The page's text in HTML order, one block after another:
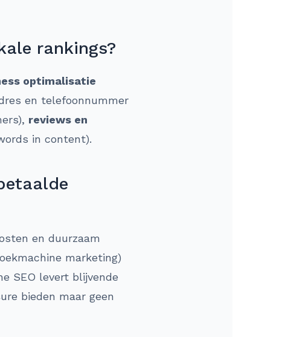
rankings?
optimalisatie
en telefoonnummer
reviews en
in content).
en duurzaam
marketing)
SEO levert blijvende
bieden maar geen